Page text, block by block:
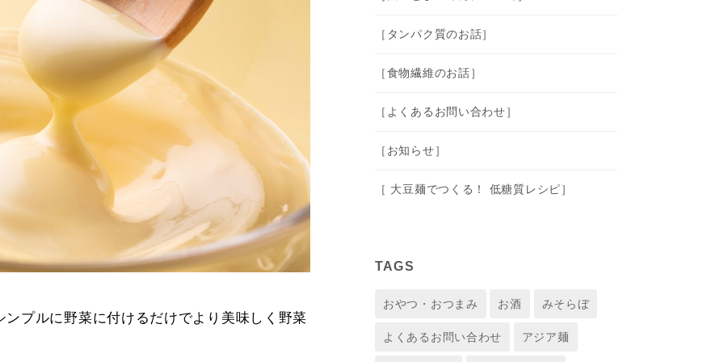
プルに野菜に付けるだけでより美味しく野菜
［タンパク質のお話］
［食物繊維のお話］
［よくあるお問い合わせ］
［お知らせ］
［ 大豆麺でつくる！ 低糖質レシピ］
TAGS
おやつ・おつまみ お酒 みそらぼ
よくあるお問い合わせ アジア麺